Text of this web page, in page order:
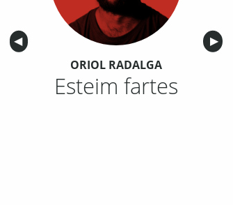
Anterior
◀︎ ▶︎
ORIOL RADALGA
Esteim fartes